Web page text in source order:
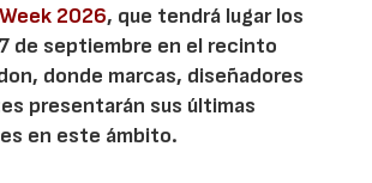
2026, que tendrá lugar los
de septiembre en el recinto
donde marcas, diseñadores
presentarán sus últimas
en este ámbito.